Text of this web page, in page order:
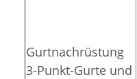
Gurtnachrüstung
3-Punkt-Gurte und